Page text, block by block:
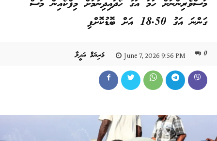
މަސްވެރިންނަށް ހަމަ އަގު ހޯދައިދިނުމަށް މިފްކޯއިން މަސް
ގަންނަ އަގު 18.50 އަށް ބޮޑުކޮށްފި
މަރިޔަމް އަދީލާ June 7, 2026 9:56 PM 0